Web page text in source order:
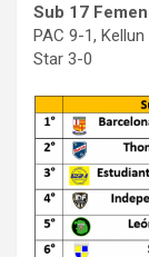
Sub 17
PAC 9-1,
Star 3-0